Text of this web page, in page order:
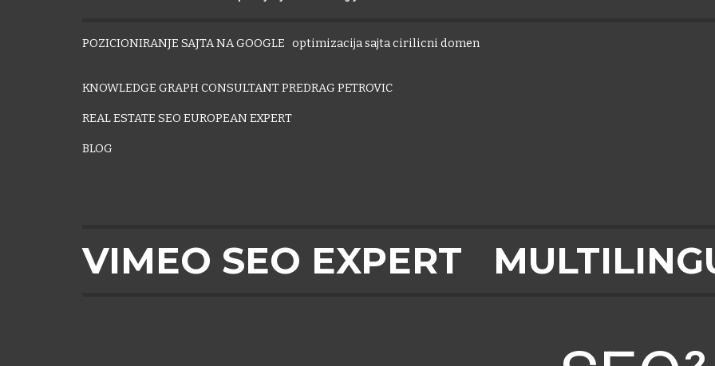
POZICIONIRANJE SAJTA NA GOOGLE optimizacija sajta cirilicni domen
KNOWLEDGE GRAPH CONSULTANT PREDRAG PETROVIC
REAL ESTATE SEO EUROPEAN EXPERT
BLOG
VIMEO SEO EXPERT